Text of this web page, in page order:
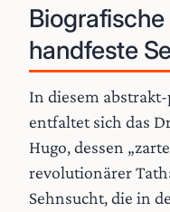
handfeste
In diesem
entfaltet sich das
Hugo, dessen
revolutionärer
Sehnsucht, die in